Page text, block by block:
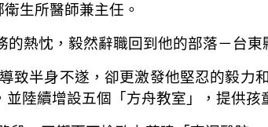
生所醫師兼主任。
熱忱，毅然辭職回到他的部落－台東
致半身不遂，卻更激發他堅忍的毅
陸續增設五個「方舟教室」，提供